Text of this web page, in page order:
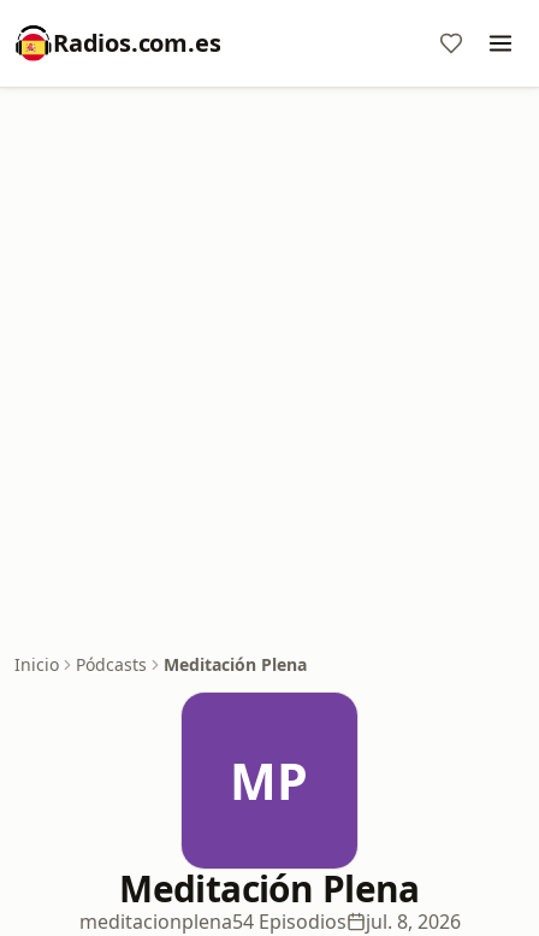
Radios.com.es
Inicio Pódcasts Meditación Plena
MP
Meditación Plena
meditacionplena54 Episodios jul. 8, 2026